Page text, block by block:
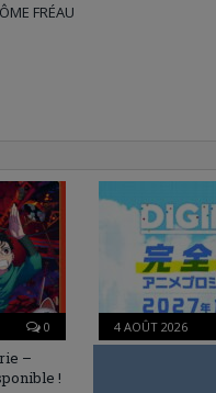
FRÉAU
0
–
!
4 AOÛT 2026